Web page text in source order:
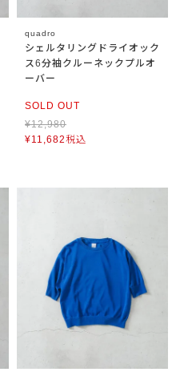
quadro
シェルタリングドライオック
ス6分袖クルーネックプルオ
ーバー
SOLD OUT
¥12,980
¥11,682税込